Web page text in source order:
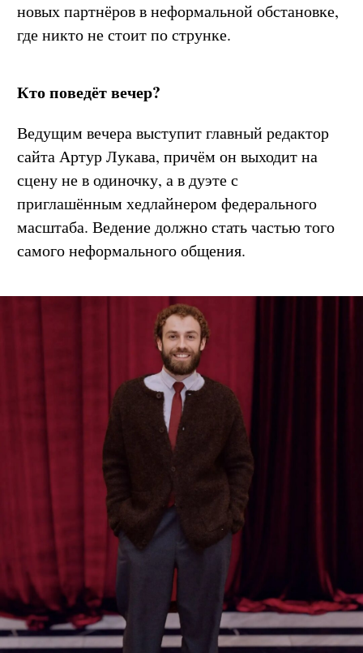
новых партнёров в неформальной обстановке,
где никто не стоит по струнке.
Кто поведёт вечер?
Ведущим вечера выступит главный редактор
сайта Артур Лукава, причём он выходит на
сцену не в одиночку, а в дуэте с
приглашённым хедлайнером федерального
масштаба. Ведение должно стать частью того
самого неформального общения.